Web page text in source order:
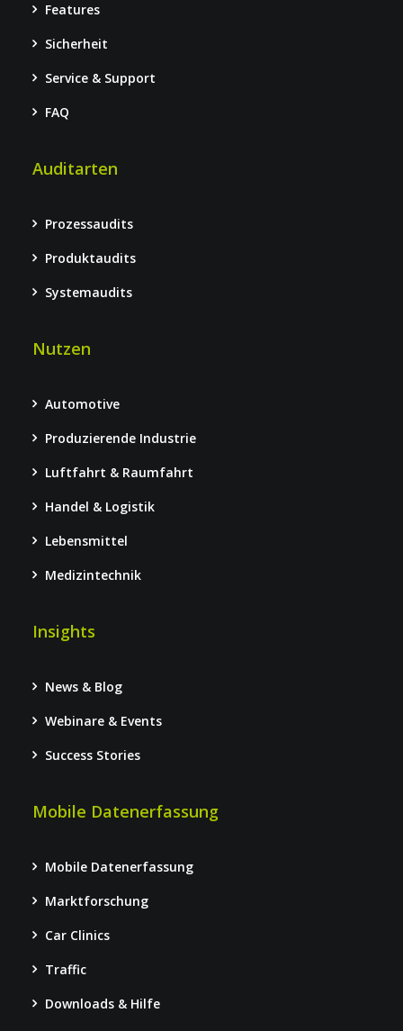
Features
Sicherheit
Service & Support
FAQ
Auditarten
Prozessaudits
Produktaudits
Systemaudits
Nutzen
Automotive
Produzierende Industrie
Luftfahrt & Raumfahrt
Handel & Logistik
Lebensmittel
Medizintechnik
Insights
News & Blog
Webinare & Events
Success Stories
Mobile Datenerfassung
Mobile Datenerfassung
Marktforschung
Car Clinics
Traffic
Downloads & Hilfe